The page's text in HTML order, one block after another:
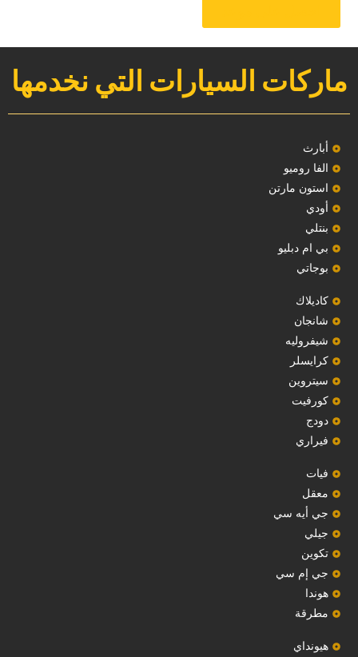
ماركات السيارات التي نخدمها
‏أبارث‏
الفا روميو
استون مارتن
أودي
بنتلي
بي ام دبليو
بوجاتي
كاديلاك
‏شانجان‏
شيفروليه
‏كرايسلر‏
سيتروين
‏كورفيت‏
دودج
فيراري
فيات
معقل
‏جي أيه سي‏
جيلي
‏تكوين‏
جي إم سي
هوندا
مطرقة
هيونداي